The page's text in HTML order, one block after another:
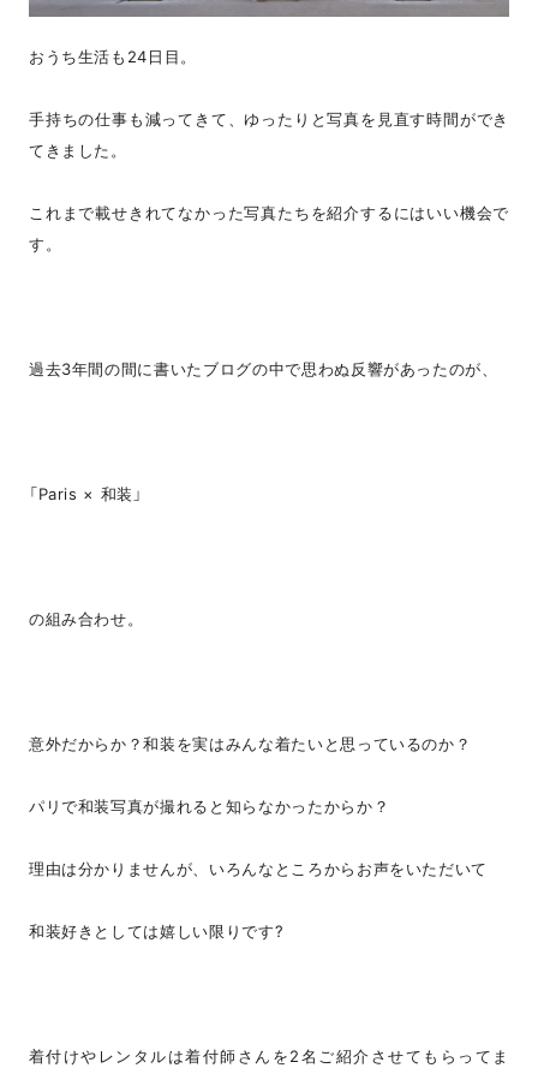
おうち生活も24日目。
手持ちの仕事も減ってきて、ゆったりと写真を見直す時間ができ
てきました。
これまで載せきれてなかった写真たちを紹介するにはいい機会で
す。
過去3年間の間に書いたブログの中で思わぬ反響があったのが、
「Paris × 和装」
の組み合わせ。
意外だからか？和装を実はみんな着たいと思っているのか？
パリで和装写真が撮れると知らなかったからか？
理由は分かりませんが、いろんなところからお声をいただいて
和装好きとしては嬉しい限りです?
着付けやレンタルは着付師さんを2名ご紹介させてもらってま